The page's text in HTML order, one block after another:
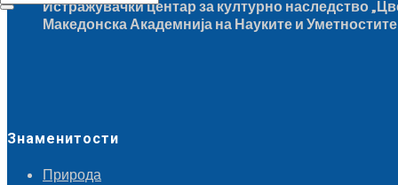
Истражувачки центар за културно наследство
Македонска Академнија на Науките и Уметностите
Знаменитости
Природа